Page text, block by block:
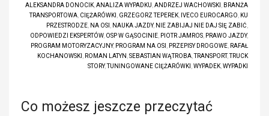
ALEKSANDRA DONOCIK,ANALIZA WYPADKU,ANDRZEJ WACHOWSKI , BRANŻA
TRANSPORTOWA, CIĘŻARÓWKI , GRZEGORZ TEPEREK, IVECO EUROCARGO, KU
PRZESTRODZE, NA OSI , NAUKA JAZDY, NIE ZABIJAJ NIE DAJ SIĘ ZABIĆ,
ODPOWIEDZI EKSPERTÓW, OSP W GĄSOCINIE, PIOTR JAMROS, PRAWO JAZDY,
PROGRAM MOTORYZACYJNY, PROGRAM NA OSI , PRZEPISY DROGOWE, RAFAŁ
KOCHANOWSKI , ROMAN LATYN ,SEBASTIAN WĄTROBA, TRANSPORT ,
TRUCK
STORY, TUNINGOWANE CIĘŻARÓWKI ,WYPADEK,WYPADKI
Co możesz jeszcze przeczytać